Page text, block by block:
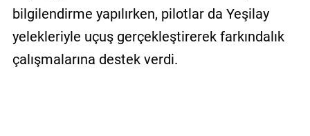
bilgilendirme yapılırken, pilotlar da Yeşilay
yelekleriyle uçuş gerçekleştirerek farkındalık
çalışmalarına destek verdi.